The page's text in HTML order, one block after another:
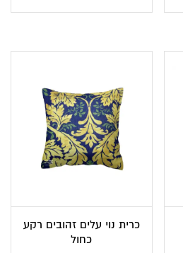
₪129.
₪55.
כרית נוי עלים זהובים רקע
כחול